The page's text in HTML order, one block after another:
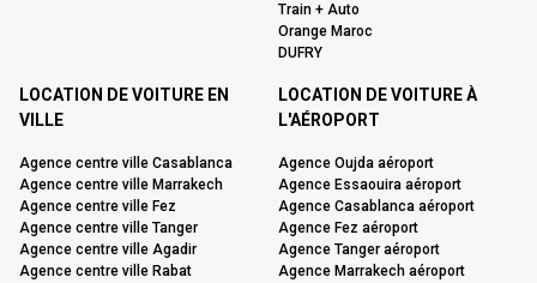
Train + Auto
Orange Maroc
DUFRY
LOCATION DE VOITURE EN
VILLE
Agence centre ville Casablanca
Agence centre ville Marrakech
Agence centre ville Fez
Agence centre ville Tanger
Agence centre ville Agadir
Agence centre ville Rabat
LOCATION DE VOITURE À
L'AÉROPORT
Agence Oujda aéroport
Agence Essaouira aéroport
Agence Casablanca aéroport
Agence Fez aéroport
Agence Tanger aéroport
Agence Marrakech aéroport